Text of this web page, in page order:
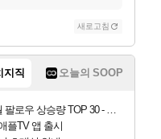
새로고침
지직 오늘의 SOOP
우 상승량 TOP 30 - 월간 치지직
플TV 앱 출시